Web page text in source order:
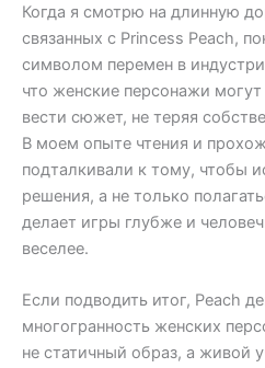
Когда я смотрю на длинную
связанных с Princess Peach,
символом перемен в
что женские персонажи
вести сюжет, не теряя
В моем опыте чтения и
подталкивали к тому, чтобы
решения, а не только
делает игры глубже и
веселее.
Если подводить итог, Peach
многогранность женских
не статичный образ, а живой